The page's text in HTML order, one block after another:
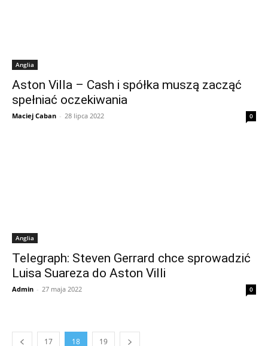
Anglia
Aston Villa – Cash i spółka muszą zacząć
spełniać oczekiwania
Maciej Caban - 28 lipca 2022 0
Anglia
Telegraph: Steven Gerrard chce sprowadzić
Luisa Suareza do Aston Villi
Admin - 27 maja 2022 0
17 18 19